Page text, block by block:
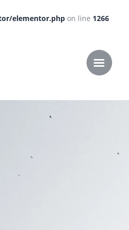
elementor.php on line 1266